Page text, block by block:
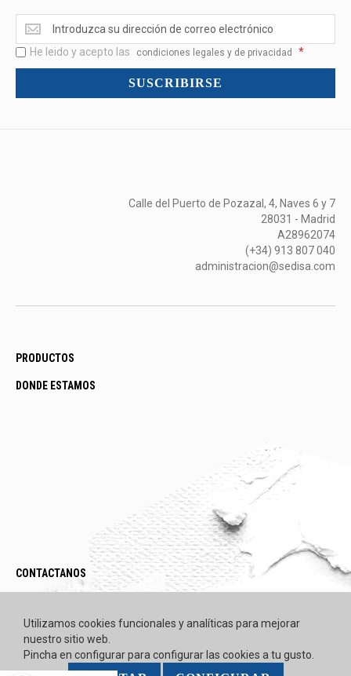
Ofertas
<br>Novedades
y
mucho
He leido y acepto las condiciones legales y de privacidad *
SUSCRIBIRSE
Calle del Puerto de Pozazal, 4, Naves 6 y 7
28031 - Madrid
A28962074
(+34) 913 807 040
administracion@sedisa.com
PRODUCTOS
DONDE ESTAMOS
CONTACTANOS
Utilizamos cookies funcionales y analíticas para mejorar
nuestro sitio web.
Pincha en configurar para configurar las cookies a tu gusto.